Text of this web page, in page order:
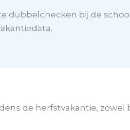
dubbelchecken bij de
de herfstvakantie, zowel